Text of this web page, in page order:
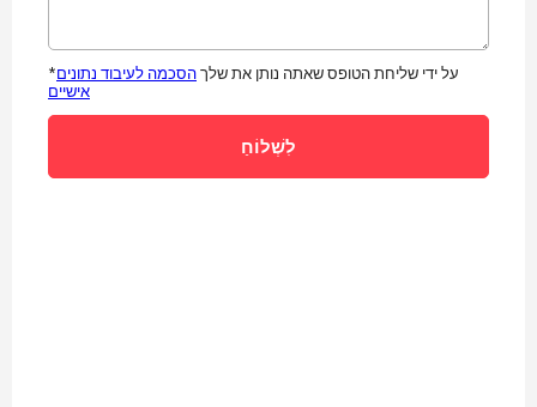
*על ידי שליחת הטופס שאתה נותן את שלךהסכמה לעיבוד נתונים
אישיים